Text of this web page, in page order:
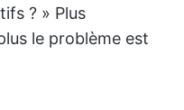
? » Plus
le problème est